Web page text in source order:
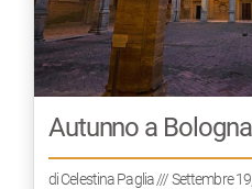
Autunno a
diCelestina Paglia/// Settembre